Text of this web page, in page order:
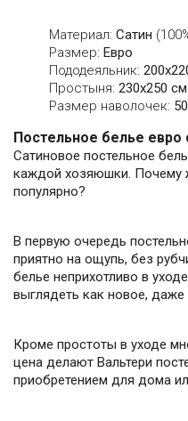
Материал: Сатин
Размер: Евро
Пододеяльник:
Простыня: 230х250 см
Размер наволочек:
Постельное белье евро
Сатиновое постельное
каждой хозяюшки. Почему
популярно?
В первую очередь
приятно на ощупь, без
белье неприхотливо в
выглядеть как новое,
Кроме простоты в уходе
цена делают Вальтери
приобретением для дома